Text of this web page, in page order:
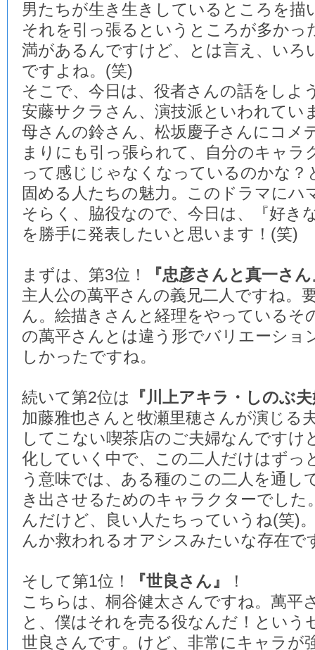
男たちが生き生きしているところを描
それを引っ張るというところが多かっ
満があるんですけど、とは言え、いろ
ですよね。(笑)
そこで、今日は、役者さんの話をしよ
安藤サクラさん、演技派といわれてい
母さんの鈴さん、松坂慶子さんにコメ
まりにも引っ張られて、自分のキャラ
って感じじゃなくなっているのかな？
固める人たちの魅力。このドラマにハ
そらく、脇役なので、今日は、『好き
を勝手に発表したいと思います！(笑)
まずは、第3位！
『忠彦さんと真一さ
主人公の萬平さんの義兄二人ですね。
ん。絵描きさんと経理をやっているそ
の萬平さんとは違う形でバリエーショ
しかったですね。
続いて第2位は
『川上アキラ・しのぶ
加藤雅也さんと牧瀬里穂さんが演じる
してこない喫茶店のご夫婦なんですけ
化していく中で、この二人だけはずっ
う意味では、ある種のこの二人を通し
き出させるためのキャラクターでした
んだけど、良い人たちっていうね(笑)
んか救われるオアシスみたいな存在で
そして第1位！ 『世良さん』
！
こちらは、桐谷健太さんですね。萬平
と、僕はそれを売る役なんだ！という
世良さんです。けど、非常にキャラが